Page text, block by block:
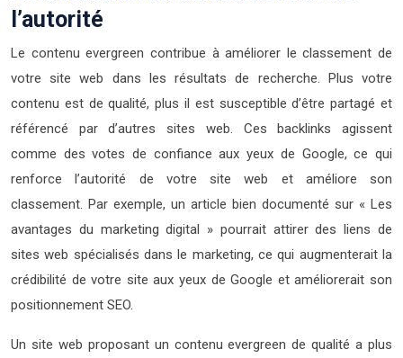
l’autorité
Le contenu evergreen contribue à améliorer le classement de
votre site web dans les résultats de recherche. Plus votre
contenu est de qualité, plus il est susceptible d’être partagé et
référencé par d’autres sites web. Ces backlinks agissent
comme des votes de confiance aux yeux de Google, ce qui
renforce l’autorité de votre site web et améliore son
classement. Par exemple, un article bien documenté sur « Les
avantages du marketing digital » pourrait attirer des liens de
sites web spécialisés dans le marketing, ce qui augmenterait la
crédibilité de votre site aux yeux de Google et améliorerait son
positionnement SEO.
Un site web proposant un contenu evergreen de qualité a plus